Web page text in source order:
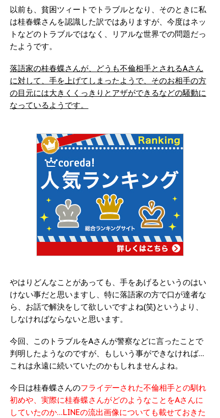
以前も、貧困ツィートでトラブルとなり、そのときに私
は桂春蝶さんを認識した訳ではありますが、今度はネッ
トなどのトラブルではなく、リアルな世界での問題だっ
たようです。
落語家の桂春蝶さんが、どうも不倫相手とされるAさん
に対して、手を上げてしまったようで、そのお相手の方
の目元には大きくくっきりとアザができるなどの騒動に
なっているようです。
やはりどんなことがあっても、手をあげるというのはい
けない事だと思いますし、特に落語家の方で口が達者な
ら、お話で解決をして欲しいですよね(笑)というより、
しなければならないと思います。
今回、このトラブルをAさんが警察などに言ったことで
判明したようなのですが、もしいう事ができなければ…
これは永遠に続いていたのかもしれませんよね。
今日は桂春蝶さんのフライデーされた不倫相手との馴れ
初めや、実際に桂春蝶さんがどのようなことをAさんに
していたのか…LINEの流出画像についても載せておきた